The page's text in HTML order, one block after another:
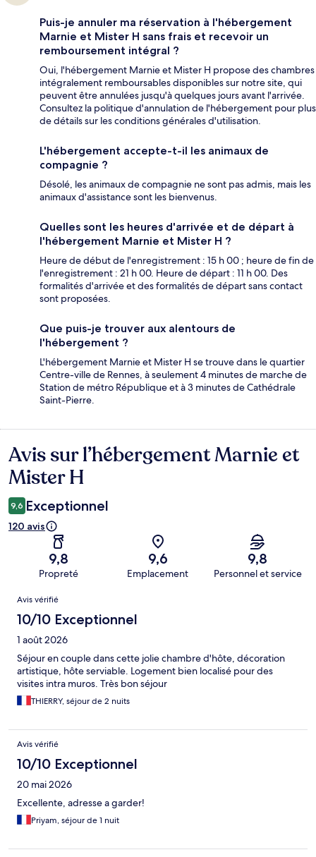
Puis-je annuler ma réservation à l'hébergement
Marnie et Mister H sans frais et recevoir un
remboursement intégral ?
Oui, l'hébergement Marnie et Mister H propose des chambres
intégralement remboursables disponibles sur notre site, qui
peuvent être annulées jusqu'à quelques jours avant l'arrivée.
Consultez la politique d'annulation de l'hébergement pour plus
de détails sur les conditions générales d'utilisation.
L'hébergement accepte-t-il les animaux de
compagnie ?
Désolé, les animaux de compagnie ne sont pas admis, mais les
animaux d'assistance sont les bienvenus.
Quelles sont les heures d'arrivée et de départ à
l'hébergement Marnie et Mister H ?
Heure de début de l'enregistrement : 15 h 00 ; heure de fin de
l'enregistrement : 21 h 00. Heure de départ : 11 h 00. Des
formalités d'arrivée et des formalités de départ sans contact
sont proposées.
Que puis-je trouver aux alentours de
l'hébergement ?
L'hébergement Marnie et Mister H se trouve dans le quartier
Centre-ville de Rennes, à seulement 4 minutes de marche de
Station de métro République et à 3 minutes de Cathédrale
Saint-Pierre.
Avis
Avis sur l’hébergement Marnie et
Mister H
9,6 Exceptionnel
120 avis
9,8
Propreté
9,6
Emplacement
9,8
Personnel et service
Avis
Avis vérifié
10/10 Exceptionnel
1 août 2026
Séjour en couple dans cette jolie chambre d'hôte, décoration
artistique, hôte serviable. Logement bien localisé pour des
visites intra muros. Très bon séjour
THIERRY, séjour de 2 nuits
Avis vérifié
10/10 Exceptionnel
20 mai 2026
Excellente, adresse a garder!
Priyam, séjour de 1 nuit